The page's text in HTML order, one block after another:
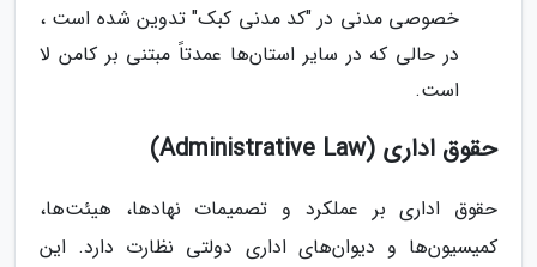
خصوصی مدنی در "کد مدنی کبک" تدوین شده است ،
در حالی که در سایر استان‌ها عمدتاً مبتنی بر کامن لا
است.
حقوق اداری (Administrative Law)
حقوق اداری بر عملکرد و تصمیمات نهادها، هیئت‌ها،
کمیسیون‌ها و دیوان‌های اداری دولتی نظارت دارد. این